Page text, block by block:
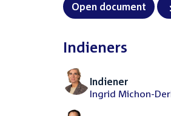
Open document
Indieners
Indiener
Ingrid Michon-